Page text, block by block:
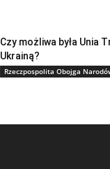
Czy możliwa była Unia
Ukrainą?
Rzeczpospolita Obojga